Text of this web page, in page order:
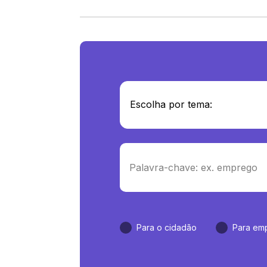
Para o cidadão Para